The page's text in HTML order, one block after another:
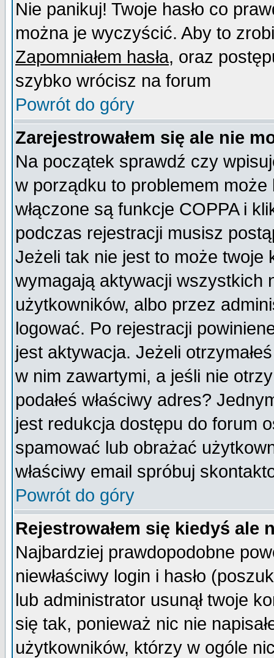
Nie panikuj! Twoje hasło co
można je wyczyścić. Aby to
Zapomniałem hasła, oraz
szybko wrócisz na forum
Powrót do góry
Zarejestrowałem się ale nie
Na początek sprawdź czy
w porządku to problemem
włączone są funkcje COPPA i
podczas rejestracji musisz
Jeżeli tak nie jest to może twoje
wymagają aktywacji wszystkich
użytkowników, albo przez
logować. Po rejestracji
jest aktywacja. Jeżeli
w nim zawartymi, a jeśli nie
podałeś właściwy adres?
jest redukcja dostępu do forum
spamować lub obrażać
właściwy email spróbuj
Powrót do góry
Rejestrowałem się kiedyś ale
Najbardziej prawdopodobne
niewłaściwy login i hasło
lub administrator usunął twoje
się tak, ponieważ nic nie
użytkowników, którzy w ogóle